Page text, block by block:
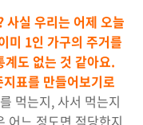
사실 우리는 어제 오늘
미 1인 가구의 주거를
도 없는 것 같아요.
표를 만들어보기로
먹는지, 사서 먹는지